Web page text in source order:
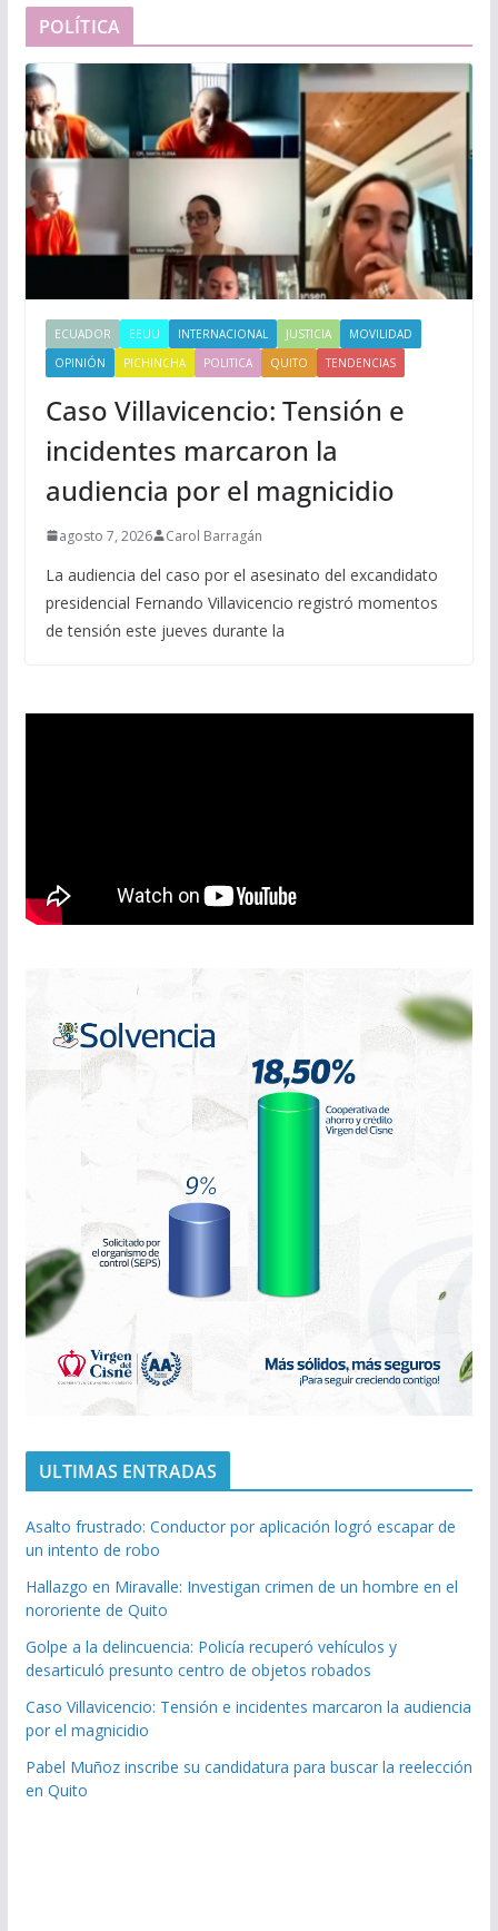
POLÍTICA
ECUADOR EEUU INTERNACIONAL JUSTICIA
MOVILIDAD
OPINIÓN
PICHINCHA POLITICA QUITO TENDENCIAS
Caso Villavicencio: Tensión e
incidentes marcaron la
audiencia por el magnicidio
agosto 7, 2026 Carol Barragán
La audiencia del caso por el asesinato del excandidato
presidencial Fernando Villavicencio registró momentos
de tensión este jueves durante la
ULTIMAS ENTRADAS
Asalto frustrado: Conductor por aplicación logró escapar de
un intento de robo
Hallazgo en Miravalle: Investigan crimen de un hombre en el
nororiente de Quito
Golpe a la delincuencia: Policía recuperó vehículos y
desarticuló presunto centro de objetos robados
Caso Villavicencio: Tensión e incidentes marcaron la audiencia
por el magnicidio
Pabel Muñoz inscribe su candidatura para buscar la reelección
en Quito